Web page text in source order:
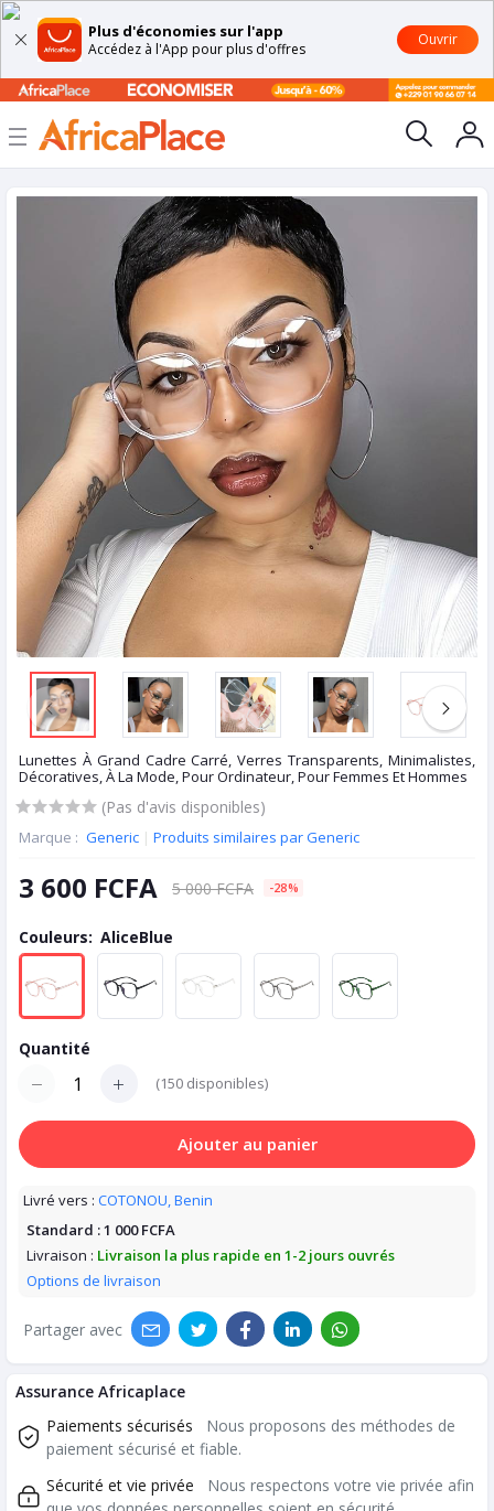
Plus d'économies sur l'app
Accédez à l'App pour plus d'offres
Ouvrir
Lunettes À Grand Cadre Carré, Verres Transparents, Minimalistes,
Décoratives, À La Mode, Pour Ordinateur, Pour Femmes Et Hommes
(Pas d'avis disponibles)
Marque : Generic | Produits similaires par Generic
3 600 FCFA 5 000 FCFA -28%
Couleurs: AliceBlue
Quantité
(150 disponibles)
Ajouter au panier
Livré vers : COTONOU, Benin
Standard :1 000 FCFA
Livraison : Livraison la plus rapide en 1-2 jours ouvrés
Options de livraison
Partager avec
Assurance Africaplace
Paiements sécurisés
Nous proposons des méthodes de
paiement sécurisé et fiable.
Sécurité et vie privée
Nous respectons votre vie privée afin